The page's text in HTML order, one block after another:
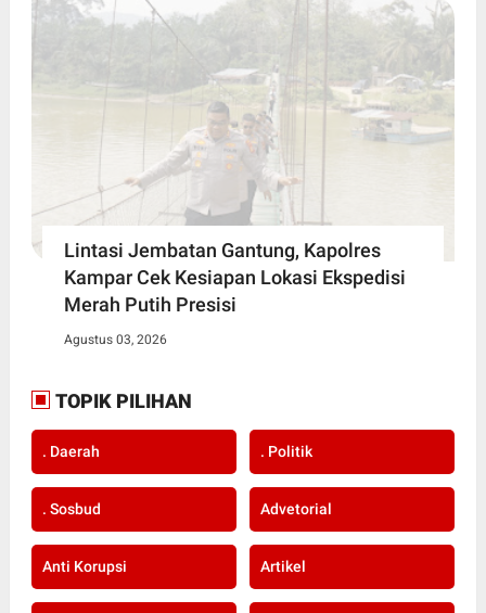
Lintasi Jembatan Gantung, Kapolres
Kampar Cek Kesiapan Lokasi Ekspedisi
Merah Putih Presisi
Agustus 03, 2026
TOPIK PILIHAN
. Daerah . Politik
. Sosbud Advetorial
Anti Korupsi Artikel